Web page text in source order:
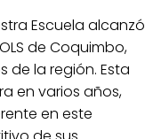
Escuela alcanzó
de Coquimbo,
de la región. Esta
en varios años,
en este